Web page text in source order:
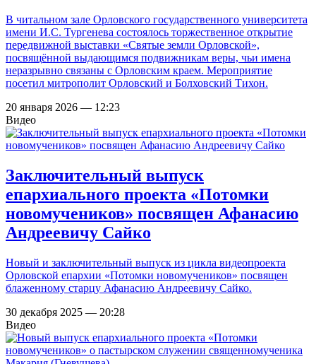
В читальном зале Орловского государственного университета
имени И.С. Тургенева состоялось торжественное открытие
передвижной выставки «Святые земли Орловской»,
посвящённой выдающимся подвижникам веры, чьи имена
неразрывно связаны с Орловским краем. Мероприятие
посетил митрополит Орловский и Болховский Тихон.
20 января 2026 — 12:23
Видео
Заключительный выпуск
епархиального проекта «Потомки
новомучеников» посвящен Афанасию
Андреевичу Сайко
Новый и заключительный выпуск из цикла видеопроекта
Орловской епархии «Потомки новомучеников» посвящен
блаженному старцу Афанасию Андреевичу Сайко.
30 декабря 2025 — 20:28
Видео